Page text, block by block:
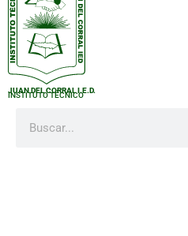
INSTITUTO TÉCNICO
JUAN DEL CORRAL I.E.D.